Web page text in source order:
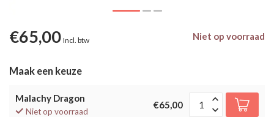
€65,00 Incl. btw Niet op voorraad
Maak een keuze
Malachy Dragon
Niet op voorraad
€65,00